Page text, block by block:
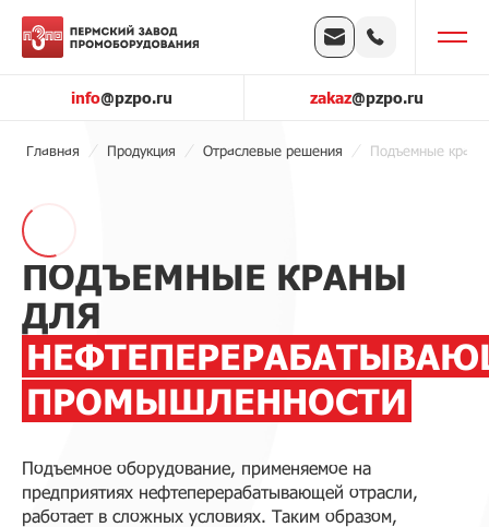
info@pzpo.ru zakaz@pzpo.ru
Главная Продукция Отраслевые решения Подъемные
ПОДЪЕМНЫЕ КРАНЫ
ДЛЯ
ПРОМЫШЛЕННОСТИ
Подъемное оборудование, применяемое на
предприятиях нефтеперерабатывающей отрасли,
работает в сложных условиях. Таким образом,